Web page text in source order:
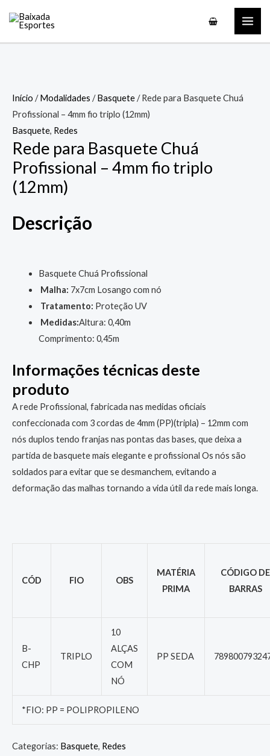
para
o
Início /Modalidades /Basquete/ Rede para Basquete Chuá
Profissional – 4mm fio triplo (12mm)
Basquete, Redes
Rede para Basquete Chuá
Profissional – 4mm fio triplo
(12mm)
Descrição
Basquete Chuá Profissional
Malha: 7x7cm Losango com nó
Tratamento: Proteção UV
Medidas:Altura: 0,40m
Comprimento: 0,45m
Informações técnicas deste
produto
A rede Profissional, fabricada nas medidas oficiais
confeccionada com 3 cordas de 4mm (PP)(tripla) – 12mm com
nós duplos tendo franjas nas pontas das bases, que deixa a
partida de basquete mais elegante e profissional Os nós são
soldados para evitar que se desmanchem, evitando a
deformação das malhas tornando a vida útil da rede mais longa.
CÓD FIO OBS
MATÉRIA
PRIMA
CÓDIGO DE
BARRAS
B-
CHP
TRIPLO
10
ALÇAS
COM
NÓ
PP SEDA
*FIO: PP = POLIPROPILENO
Categorias: Basquete, Redes